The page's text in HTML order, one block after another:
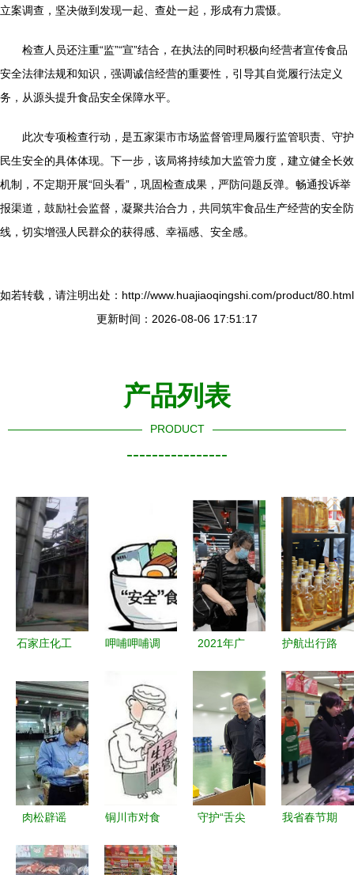
立案调查，坚决做到发现一起、查处一起，形成有力震慑。
检查人员还注重“监”“宣”结合，在执法的同时积极向经营者宣传食品
安全法律法规和知识，强调诚信经营的重要性，引导其自觉履行法定义
务，从源头提升食品安全保障水平。
此次专项检查行动，是五家渠市市场监督管理局履行监管职责、守护
民生安全的具体体现。下一步，该局将持续加大监管力度，建立健全长效
机制，不定期开展“回头看”，巩固检查成果，严防问题反弹。畅通投诉举
报渠道，鼓励社会监督，凝聚共治合力，共同筑牢食品生产经营的安全防
线，切实增强人民群众的获得感、幸福感、安全感。
如若转载，请注明出处：http://www.huajiaoqingshi.com/product/80.html
更新时间：2026-08-06 17:51:17
产品列表
PRODUCT
----------------
石家庄化工
食品厂生产
线拆除 快
速应对倒闭
工厂的食品
生产经营难
题
呷哺呷哺调
略，食品品
质与安全管
理引发关注
2021年广
平稳 稳中
蓄能 食品
技术开发
护航出行路
全”！济南
开展高速服
务区食品安
全检查
肉松辟谣
在第十届郑
铜川市对食
单位推行经
守护“舌尖
我省春节期